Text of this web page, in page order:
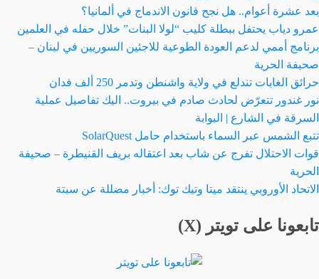
بعد عشرة أعوام.. هل نجح قانون الاندماج في ألمانيا؟
عمرو دياب يحتفل ببطلة كليب “لولا البنات” خلال حفله في العلمين
برنامج أممي لدعم العودة الطوعية للاجئين السوريين في لبنان –
صحيفة الحرية
حرائق الغابات تندلع في ولاية واشنطن وتدمر 250 ألف فدان
نور غندور تتعرّض لحادث صادم في بيروت.. اليك تفاصيل عملية
السرقة في الشارع | البوابة
تتبع الشمس عبر السماء باستخدام حامل SolarQuest
قوات الاحتلال تفرج عن شاب بعد اعتقاله بريف القنيطرة – صحيفة
الحرية
الاتحاد الأوروبي ينتقد ميتا وتيك توك: أخبار مضللة عن سبتة
تابعونا على تويتر (X)